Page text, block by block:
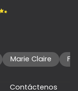
Marie Claire
Contáctenos